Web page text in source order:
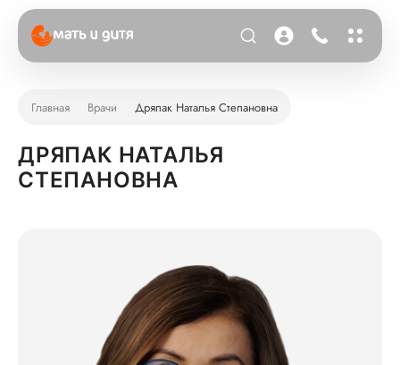
Главная Врачи Дряпак Наталья Степановна
ДРЯПАК НАТАЛЬЯ
СТЕПАНОВНА